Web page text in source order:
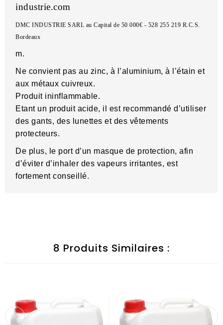
industrie.com
DMC INDUSTRIE SARL au Capital de 50 000€ - 528 255 219 R.C.S.
Bordeaux
m.
Ne convient pas au zinc, à l’aluminium, à l’étain et
aux métaux cuivreux.
Produit ininflammable.
Etant un produit acide, il est recommandé d’utiliser
des gants, des lunettes et des vêtements
protecteurs.
De plus, le port d’un masque de protection, afin
d’éviter d’inhaler des vapeurs irritantes, est
fortement conseillé.
8 Produits Similaires :